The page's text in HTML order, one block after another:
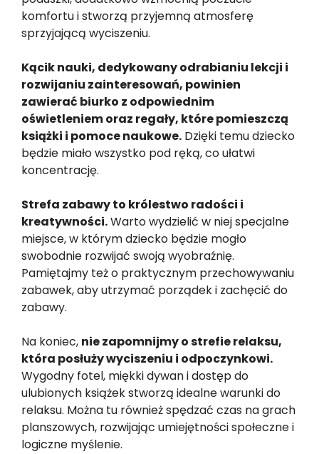
komfortu i stworzą przyjemną atmosferę
sprzyjającą wyciszeniu.
Kącik nauki, dedykowany odrabianiu lekcji i
rozwijaniu zainteresowań, powinien
zawierać biurko z odpowiednim
oświetleniem oraz regały, które pomieszczą
książki i pomoce naukowe. Dzięki temu dziecko
będzie miało wszystko pod ręką, co ułatwi
koncentrację.
Strefa zabawy to królestwo radości i
kreatywności.Warto wydzielić w niej specjalne
miejsce, w którym dziecko będzie mogło
swobodnie rozwijać swoją wyobraźnię.
Pamiętajmy też o praktycznym przechowywaniu
zabawek, aby utrzymać porządek i zachęcić do
zabawy.
Na koniec, nie zapomnijmy o strefie relaksu,
która posłuży wyciszeniu i odpoczynkowi.
Wygodny fotel, miękki dywan i dostęp do
ulubionych książek stworzą idealne warunki do
relaksu. Można tu również spędzać czas na grach
planszowych, rozwijając umiejętności społeczne i
logiczne myślenie.